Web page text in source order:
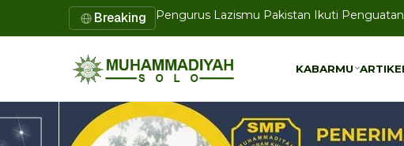
Breaking
Disertasi Doktor UMS Tawarkan Model Bi-
KABARMU